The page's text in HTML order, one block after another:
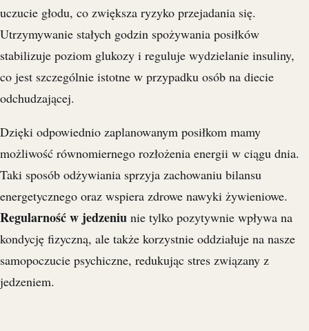
uczucie głodu, co zwiększa ryzyko przejadania się.
Utrzymywanie stałych godzin spożywania posiłków
stabilizuje poziom glukozy i reguluje wydzielanie insuliny,
co jest szczególnie istotne w przypadku osób na diecie
odchudzającej.
Dzięki odpowiednio zaplanowanym posiłkom mamy
możliwość równomiernego rozłożenia energii w ciągu dnia.
Taki sposób odżywiania sprzyja zachowaniu bilansu
energetycznego oraz wspiera zdrowe nawyki żywieniowe.
Regularność w jedzeniu nie tylko pozytywnie wpływa na
kondycję fizyczną, ale także korzystnie oddziałuje na nasze
samopoczucie psychiczne, redukując stres związany z
jedzeniem.